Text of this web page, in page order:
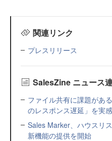
関連リンク
プレスリリース
SalesZine ニュース
ファイル共有に課題があ
のレスポンス遅延」を実
Sales Marker、ハウスリ
新機能の提供を開始